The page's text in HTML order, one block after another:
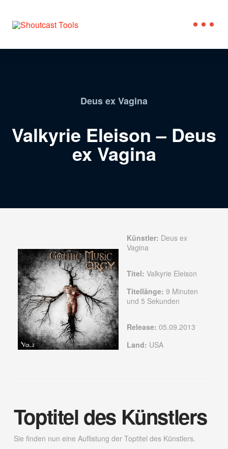
Deus ex Vagina
Valkyrie Eleison – Deus
ex Vagina
Künstler: Deus ex
Vagina
Titel: Valkyrie Eleison
Titellänge: 9 Minuten
und 5 Sekunden
Release: 05.09.2013
Land: USA
Toptitel des Künstlers
Sie finden nun eine Auflistung der Toptitel des Künstlers.